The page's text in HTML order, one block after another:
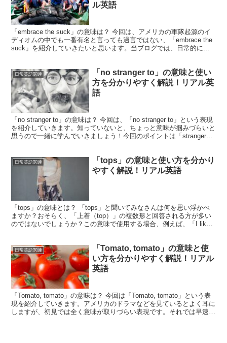
ル英語
「embrace the suck」の意味は？ 今回は、アメリカの軍隊起源のイ
ディオムの中でも一番有名と言っても過言ではない、「embrace the
suck」を紹介していきたいと思います。当ブログでは、日常的によ
日常英語関連
「no stranger to」の意味と使い
方を分かりやすく解説！リアル英
語
「no stranger to」の意味は？ 今回は、「no stranger to」という表現
を紹介していきます。知っていないと、ちょっと意味が掴みづらいと
思うので一緒に学んでいきましょう！今回のポイントは「stranger」
日常英語関連
「tops」の意味と使い方を分かり
やすく解説！リアル英語
「tops」の意味とは？ 「tops」と聞いてみなさんは何を思い浮かべ
ますか？おそらく、「上着（top）」の複数形と回答される方が多い
のではないでしょうか？この意味で使用する場合、例えば、「I like
日常英語関連
「Tomato, tomato」の意味と使
い方を分かりやすく解説！リアル
英語
「Tomato, tomato」の意味は？ 今回は「Tomato, tomato」という表
現を紹介していきます。アメリカのドラマなどを見ているとよく耳に
しますが、初見では全く意味が取りづらい表現です。それでは早速見